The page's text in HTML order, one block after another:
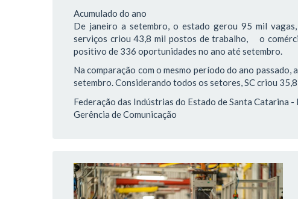
Acumulado do ano
De janeiro a setembro, o estado gerou 95 mil
serviços criou 43,8 mil postos de trabalho, o
positivo de 336 oportunidades no ano até setembro.
Na comparação com o mesmo período do ano
setembro. Considerando todos os setores, SC criou
Federação das Indústrias do Estado de Santa Catarina -
Gerência de Comunicação